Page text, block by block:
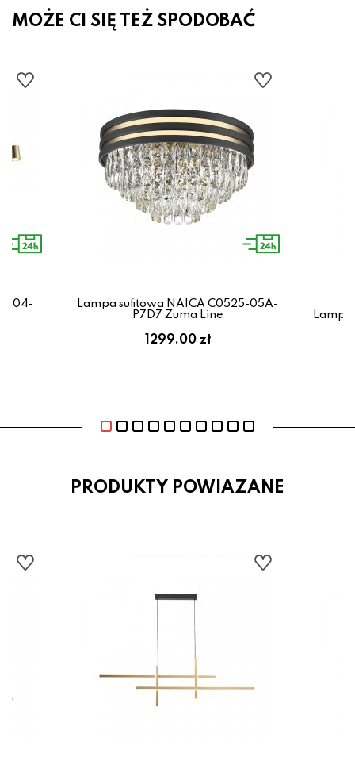
MOŻE CI SIĘ TEŻ SPODOBAĆ
Lampa sufitowa NAICA C0525-05A-
P7D7 Zuma Line
1299.00 zł
PRODUKTY POWIAZANE